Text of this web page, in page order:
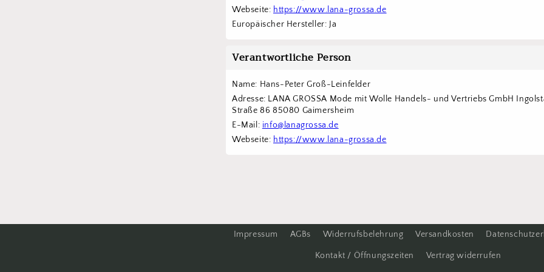
Webseite: https://www.lana-grossa.de
Europäischer Hersteller: Ja
Verantwortliche Person
Name: Hans-Peter Groß-Leinfelder
Adresse: LANA GROSSA Mode mit Wolle Handels- und Vertriebs GmbH
Straße 86 85080 Gaimersheim
E-Mail: info@lanagrossa.de
Webseite: https://www.lana-grossa.de
Impressum AGBs Widerrufsbelehrung Versandkosten
Kontakt / Öffnungszeiten Vertrag widerrufen